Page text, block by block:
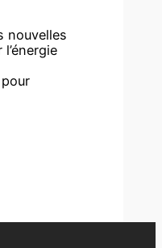
nouvelles